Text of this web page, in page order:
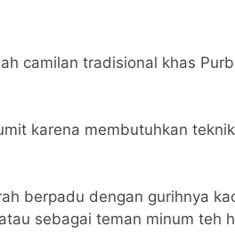
camilan tradisional khas
karena membutuhkan
berpadu dengan gurihnya
sebagai teman minum teh